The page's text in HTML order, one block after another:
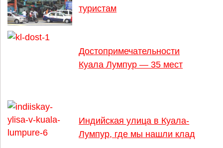
туристам
Достопримечательности
Куала Лумпур — 35 мест
Индийская улица в Куала-
Лумпур, где мы нашли клад